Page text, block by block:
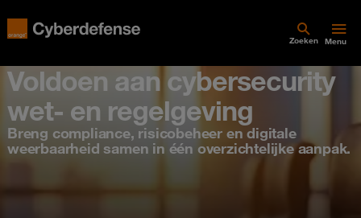
Zoeken Menu
Voldoen aan cybersecurity
wet- en regelgeving
Breng compliance, risicobeheer en digitale
weerbaarheid samen in één overzichtelijke aanpak.